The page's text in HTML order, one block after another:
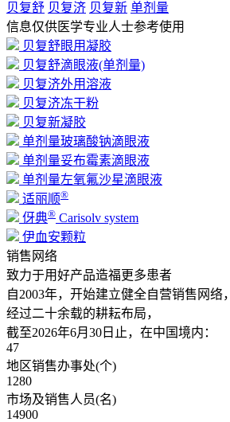
贝复舒 贝复济 贝复新 单剂量
信息仅供医学专业人士参考使用
贝复舒眼用凝胶
贝复舒滴眼液(单剂量)
贝复济外用溶液
贝复济冻干粉
贝复新凝胶
单剂量玻璃酸钠滴眼液
单剂量妥布霉素滴眼液
单剂量左氧氟沙星滴眼液
适丽顺®
伢典® Carisolv system
伊血安颗粒
销售网络
致力于用好产品造福更多患者
自2003年，开始建立健全自营销售网络，
经过二十余载的耕耘布局，
截至2026年6月30日止，在中国境内：
47
地区销售办事处(个)
1280
市场及销售人员(名)
14900